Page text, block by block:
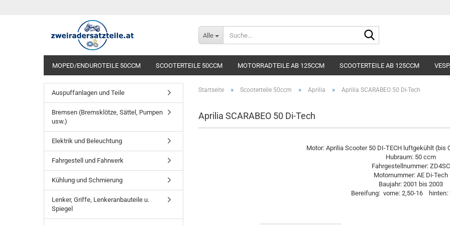
Konto
Alle
MOPED/ENDUROTEILE 50CCM SCOOTERTEILE 50CCM MOTORRADTEILE AB 125CCM SCOOTERTEILE AB 125CCM
Startseite » Scooterteile 50ccm » Aprilia » Aprilia SCARABEO 50 Di-Tech
Aprilia SCARABEO 50 Di-Tech
Motor: Aprilia Scooter 50 DI-TECH luftgekühlt (bis
Hubraum: 50 ccm
Fahrgestellnummer: ZD4SC
Motornummer: AE Di-Tech
Baujahr: 2001 bis 2003
Bereifung: vorne: 2,50-16 hinten:
Auspuffanlagen und Teile
Bremsen (Bremsklötze, Sättel, Pumpen
usw.)
Elektrik und Beleuchtung
Fahrgestell und Fahrwerk
Kühlung und Schmierung
Lenker, Griffe, Lenkeranbauteile u.
Spiegel